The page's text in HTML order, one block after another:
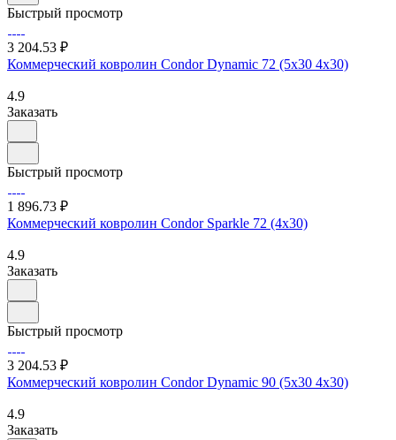
Быстрый просмотр
3 204.53 ₽
Коммерческий ковролин Condor Dynamic 72 (5х30 4х30)
4.9
Заказать
Быстрый просмотр
1 896.73 ₽
Коммерческий ковролин Condor Sparkle 72 (4х30)
4.9
Заказать
Быстрый просмотр
3 204.53 ₽
Коммерческий ковролин Condor Dynamic 90 (5х30 4х30)
4.9
Заказать